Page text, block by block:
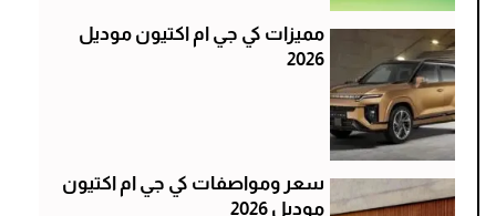
مميزات كي جي ام اكتيون موديل
2026
سعر ومواصفات كي جي ام اكتيون
موديل 2026